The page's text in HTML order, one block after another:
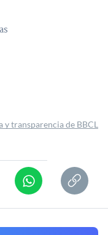
y transparencia de BBCL